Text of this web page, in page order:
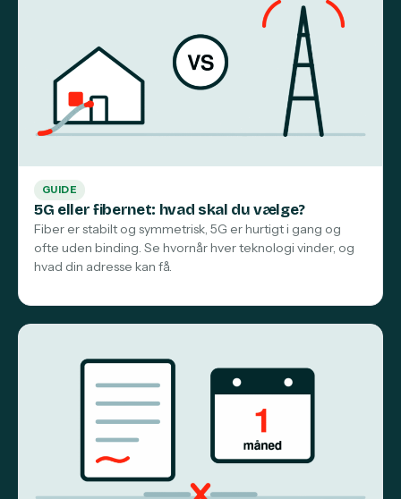
GUIDE
5G eller fibernet: hvad skal du vælge?
Fiber er stabilt og symmetrisk, 5G er hurtigt i gang og
ofte uden binding. Se hvornår hver teknologi vinder, og
hvad din adresse kan få.